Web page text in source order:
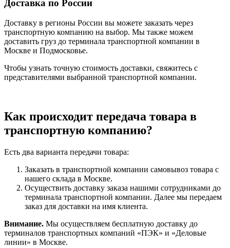
Доставка по России
Доставку в регионы России вы можете заказать через
транспортную компанию на выбор. Мы также можем
доставить груз до терминала транспортной компании в
Москве и Подмосковье.
Чтобы узнать точную стоимость доставки, свяжитесь с
представителями выбранной транспортной компании.
Как происходит передача товара в
транспортную компанию?
Есть два варианта передачи товара:
Заказать в транспортной компании самовывоз товара с
нашего склада в Москве.
Осуществить доставку заказа нашими сотрудниками до
терминала транспортной компании. Далее мы передаем
заказ для доставки на имя клиента.
Внимание. Мы осуществляем бесплатную доставку до
терминалов транспортных компаний «ПЭК» и «Деловые
линии» в Москве.